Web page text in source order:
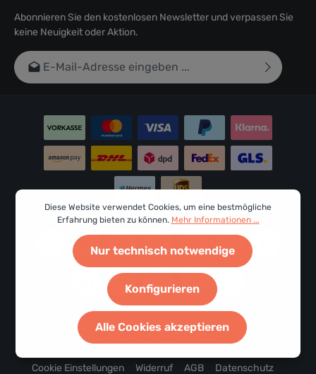
Abonnieren Sie den kostenlosen Newsletter und verpassen Sie
keine Neuigkeit oder Aktion.
E-Mail-Adresse*
einverstanden.
Um weiterzugehen, geben Sie die oben abgebildeten
Zeichen ein*
* Alle Preise inkl. gesetzl. Mehrwertsteuer zzgl. Versandkosten
und ggf. Nachnahmegebühren, wenn nicht anders angegeben.
Cookie Einstellungen Widerruf AGB Datenschutz
Diese Website verwendet Cookies, um eine bestmögliche
Erfahrung bieten zu können. Mehr Informationen ...
Nur technisch notwendige
Konfigurieren
Alle Cookies akzeptieren